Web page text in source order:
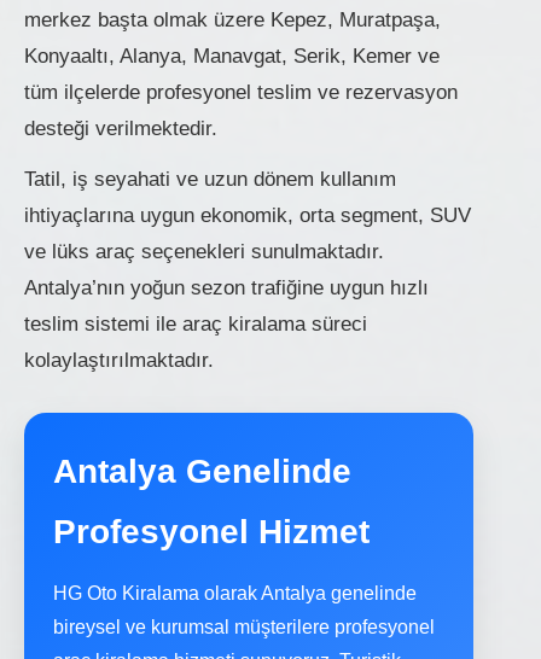
merkez başta olmak üzere Kepez, Muratpaşa,
Konyaaltı, Alanya, Manavgat, Serik, Kemer ve
tüm ilçelerde profesyonel teslim ve rezervasyon
desteği verilmektedir.
Tatil, iş seyahati ve uzun dönem kullanım
ihtiyaçlarına uygun ekonomik, orta segment, SUV
ve lüks araç seçenekleri sunulmaktadır.
Antalya’nın yoğun sezon trafiğine uygun hızlı
teslim sistemi ile araç kiralama süreci
kolaylaştırılmaktadır.
Antalya Genelinde
Profesyonel Hizmet
HG Oto Kiralama olarak Antalya genelinde
bireysel ve kurumsal müşterilere profesyonel